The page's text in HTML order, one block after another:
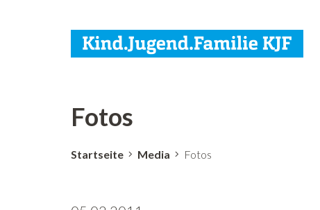
Fotos
Startseite Media Fotos